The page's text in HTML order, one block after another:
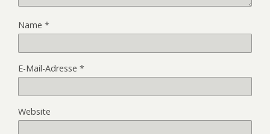
Name *
E-Mail-Adresse *
Website